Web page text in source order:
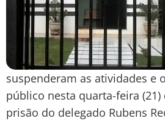
suspenderam as atividades e
público nesta quarta-feira
prisão do delegado Rubens